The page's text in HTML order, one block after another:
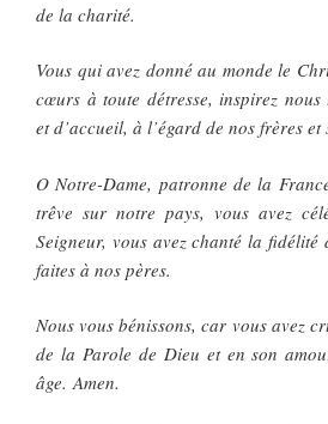
de la charité.
Vous qui avez donné au monde le
cœurs à toute détresse, inspirez nous
et d’accueil, à l’égard de nos frères
O Notre-Dame, patronne de la
trêve sur notre pays, vous avez
Seigneur, vous avez chanté la fidélité
faites à nos pères.
Nous vous bénissons, car vous avez
de la Parole de Dieu et en son
âge. Amen.